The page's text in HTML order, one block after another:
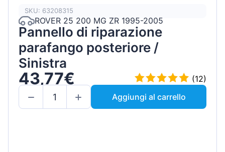
SKU: 63208315
ROVER 25 200 MG ZR 1995-2005
Pannello di riparazione
parafango posteriore /
Sinistra
43,77€
(12)
Aggiungi al carrello